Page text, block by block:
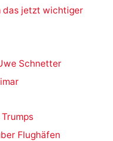
das jetzt wichtiger
Schnetter
Flughäfen